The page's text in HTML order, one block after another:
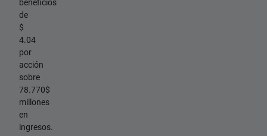
de
$
4.04
por
acción
sobre
78.770$
millones
en
ingresos.